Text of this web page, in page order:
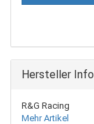
Hersteller Info
R&G Racing
Mehr Artikel